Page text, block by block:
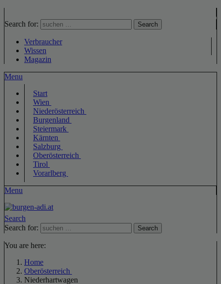
Search for: Search
Verbraucher
Wissen
Magazin
Menu
Start
Wien
Niederösterreich
Burgenland
Steiermark
Kärnten
Salzburg
Oberösterreich
Tirol
Vorarlberg
Menu
Search
Search for:
Search
You are here:
Home
Oberösterreich
Niederhartwagen